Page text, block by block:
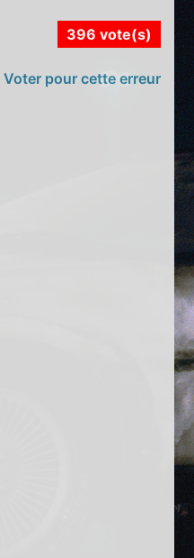
396 vote(s)
Voter pour cette erreur